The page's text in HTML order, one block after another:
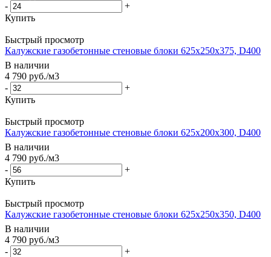
-
+
Купить
Быстрый просмотр
Калужские газобетонные стеновые блоки 625x250x375, D400
В наличии
4 790 руб./м3
-
+
Купить
Быстрый просмотр
Калужские газобетонные стеновые блоки 625x200x300, D400
В наличии
4 790 руб./м3
-
+
Купить
Быстрый просмотр
Калужские газобетонные стеновые блоки 625x250x350, D400
В наличии
4 790 руб./м3
-
+